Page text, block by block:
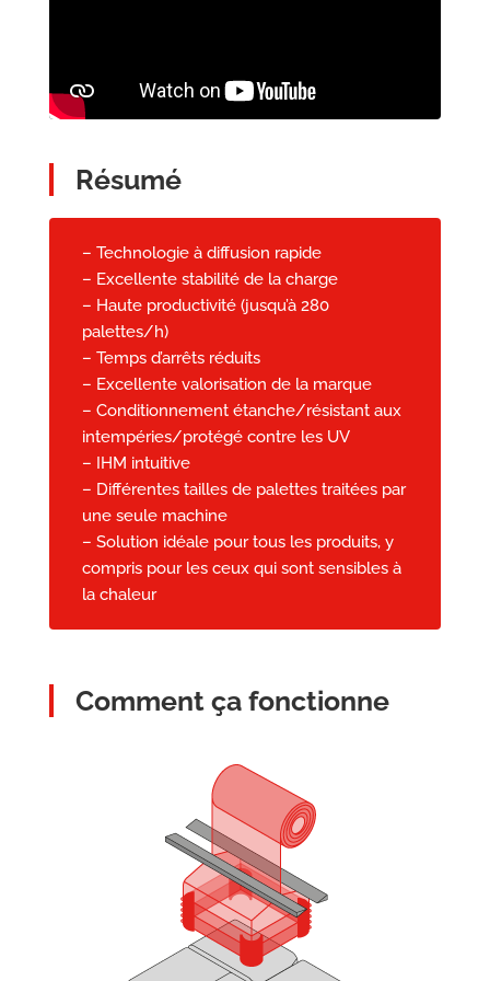
Résumé
– Technologie à diffusion rapide
– Excellente stabilité de la charge
– Haute productivité (jusqu’à 280
palettes/h)
– Temps d’arrêts réduits
– Excellente valorisation de la marque
– Conditionnement étanche/résistant aux
intempéries/protégé contre les UV
– IHM intuitive
– Différentes tailles de palettes traitées par
une seule machine
– Solution idéale pour tous les produits, y
compris pour les ceux qui sont sensibles à
la chaleur
Comment ça fonctionne